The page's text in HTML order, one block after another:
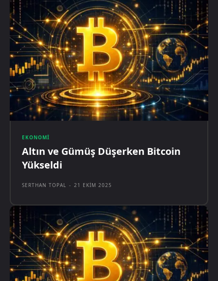
EKONOMI
Altın ve Gümüş Düşerken Bitcoin
Yükseldi
SERTHAN TOPAL - 21 EKIM 2025